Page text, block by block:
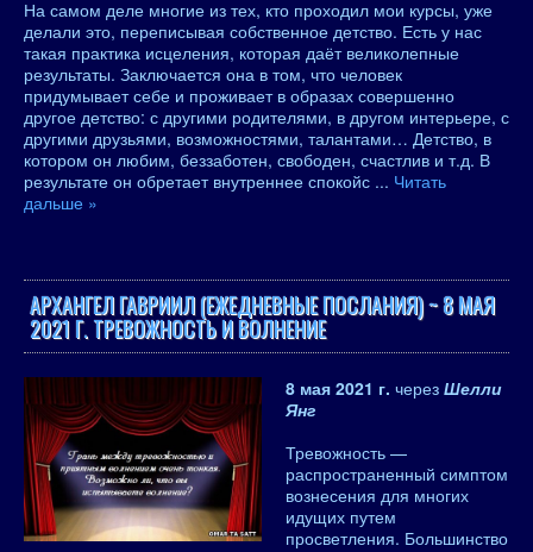
На самом деле многие из тех, кто проходил мои курсы, уже
делали это, переписывая собственное детство. Есть у нас
такая практика исцеления, которая даёт великолепные
результаты. Заключается она в том, что человек
придумывает себе и проживает в образах совершенно
другое детство: с другими родителями, в другом интерьере, с
другими друзьями, возможностями, талантами… Детство, в
котором он любим, беззаботен, свободен, счастлив и т.д. В
результате он обретает внутреннее спокойс ... Читать
дальше »
АРХАНГЕЛ ГАВРИИЛ (ЕЖЕДНЕВНЫЕ ПОСЛАНИЯ) ~ 8 МАЯ
2021 Г. ТРЕВОЖНОСТЬ И ВОЛНЕНИЕ
8 мая 2021 г. через Шелли
Янг
Тревожность —
распространенный симптом
вознесения для многих
идущих путем
просветления. Большинство